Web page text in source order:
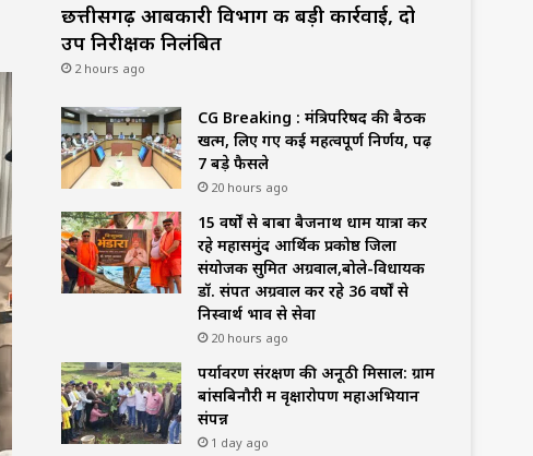
छत्तीसगढ़ आबकारी विभाग की बड़ी कार्रवाई, दो
उप निरीक्षक निलंबित
2 hours ago
CG Breaking : मंत्रिपरिषद की बैठक
खत्म, लिए गए कई महत्वपूर्ण निर्णय, पढ़ें
7 बड़े फैसले
20 hours ago
15 वर्षों से बाबा बैजनाथ धाम यात्रा कर
रहे महासमुंद आर्थिक प्रकोष्ठ जिला
संयोजक सुमित अग्रवाल,बोले-विधायक
डॉ. संपत अग्रवाल कर रहे 36 वर्षों से
निस्वार्थ भाव से सेवा
20 hours ago
पर्यावरण संरक्षण की अनूठी मिसाल: ग्राम
बांसबिनौरी में वृक्षारोपण महाअभियान
संपन्न
1 day ago